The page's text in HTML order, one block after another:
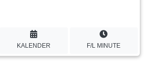
KALENDER F/L MINUTE